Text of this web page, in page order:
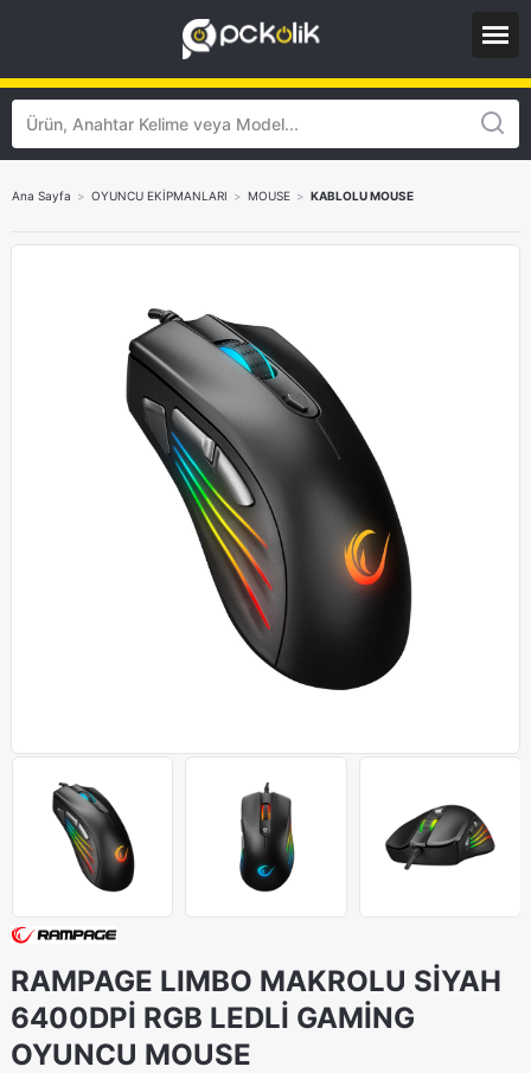
Ana Sayfa > OYUNCU EKİPMANLARI > MOUSE > KABLOLU MOUSE
RAMPAGE LIMBO MAKROLU SİYAH
6400DPİ RGB LEDLİ GAMİNG
OYUNCU MOUSE